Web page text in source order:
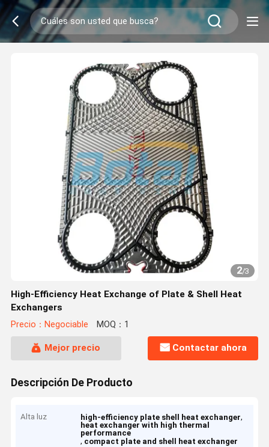
2/3
High-Efficiency Heat Exchange of Plate & Shell Heat
Exchangers
Precio：Negociable MOQ：1
Mejor precio Contactar ahora
Descripción De Producto
Alta luz high-efficiency plate shell heat exchanger,
heat exchanger with high thermal
performance
, compact plate and shell heat exchanger